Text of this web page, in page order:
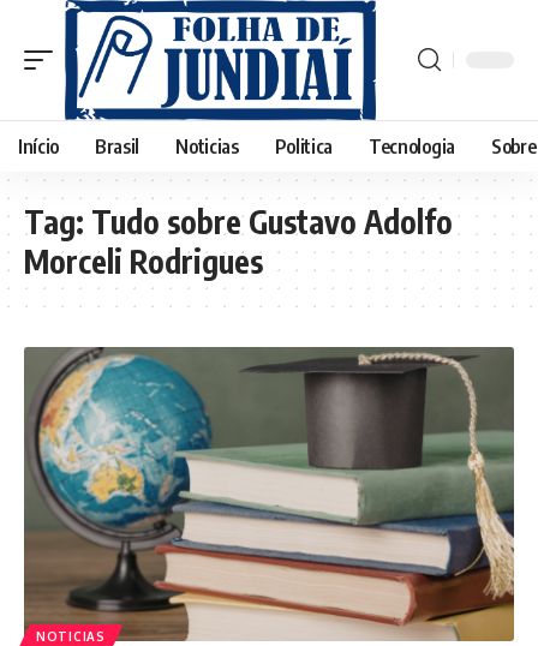
Início Brasil Noticias Politica Tecnologia
Tag: Tudo sobre Gustavo Adolfo
Morceli Rodrigues
NOTICIAS